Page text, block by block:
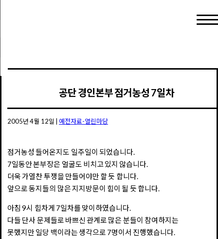
공단 경인본부 점거농성 7일차
2005년 4월 12일 | 예전자료-열린마당
점거농성 들어온지도 일주일이 되었습니다.
7일동안 본부장은 얼굴도 비치고 있지 않습니다.
더욱 가열찬 투쟁을 만들어야만 할 듯 합니다.
앞으로 동지들의 많은 지지방문이 힘이 될 듯 합니다.
아침 9시 힘차게 7일차를 맞이하였습니다.
다들 단사 문제들로 바쁘신 관계로 많은 분들이 참여하지는
못했지만 일당 백이라는 생각으로 7명이서 진행했습니다.